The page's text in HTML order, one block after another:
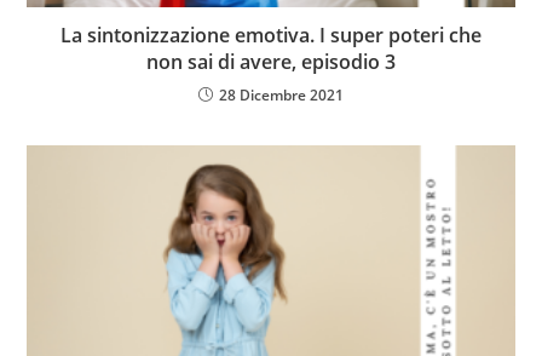
La sintonizzazione emotiva. I super poteri che
non sai di avere, episodio 3
28 Dicembre 2021